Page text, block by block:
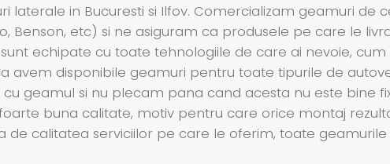
laterale in Bucuresti si Ilfov. Comercializam geamuri de
Benson, etc) si ne asiguram ca produsele pe care le
echipate cu toate tehnologiile de care ai nevoie, cum
avem disponibile geamuri pentru toate tipurile de
cu geamul si nu plecam pana cand acesta nu este bine
buna calitate, motiv pentru care orice montaj
de calitatea serviciilor pe care le oferim, toate